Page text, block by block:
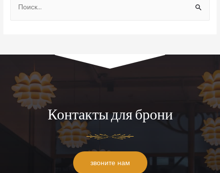
Контакты для брони
звоните нам